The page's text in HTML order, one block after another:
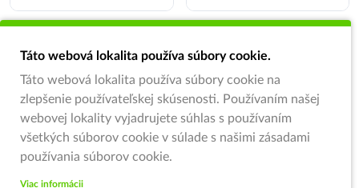
Táto webová lokalita používa súbory cookie.
Táto webová lokalita používa súbory cookie na
zlepšenie používateľskej skúsenosti. Používaním našej
webovej lokality vyjadrujete súhlas s používaním
všetkých súborov cookie v súlade s našimi zásadami
používania súborov cookie.
Viac informácii